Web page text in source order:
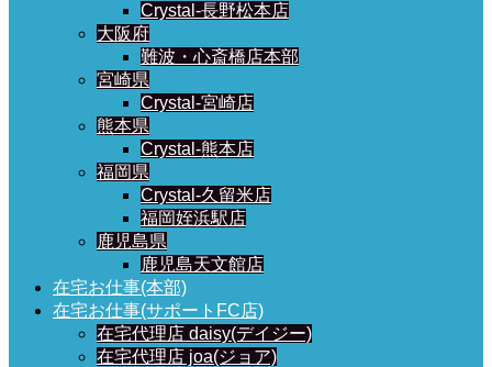
Crystal-長野松本店
大阪府
難波・心斎橋店本部
宮崎県
Crystal-宮崎店
熊本県
Crystal-熊本店
福岡県
Crystal-久留米店
福岡姪浜駅店
鹿児島県
鹿児島天文館店
在宅お仕事(本部)
在宅お仕事(サポートFC店)
在宅代理店 daisy(デイジー)
在宅代理店 joa(ジョア)